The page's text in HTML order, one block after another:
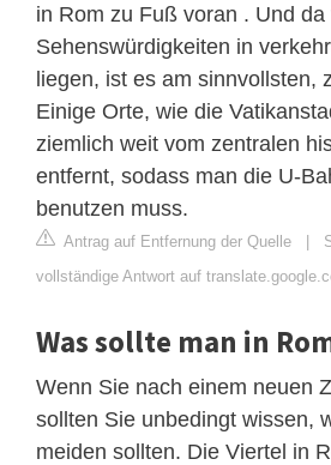
in Rom zu Fuß voran . Und
Sehenswürdigkeiten in
liegen, ist es am sinnvollsten,
Einige Orte, wie die
ziemlich weit vom zentralen
entfernt, sodass man die U-
benutzen muss.
Antrag auf Entfernung der Quelle |
vollständige Antwort auf
Was sollte man in
Wenn Sie nach einem neuen
sollten Sie unbedingt wissen,
meiden sollten. Die Viertel in